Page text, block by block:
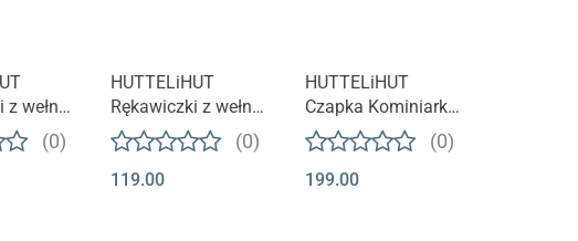
z wełny
(0)
HUTTELiHUT
Rękawiczki z wełny
merino | Mahogany
Rose
(0)
119.00
HUTTELiHUT
Czapka Kominiarka
Wełna Merino
TEDDY | Savannah
Melange
(0)
199.00